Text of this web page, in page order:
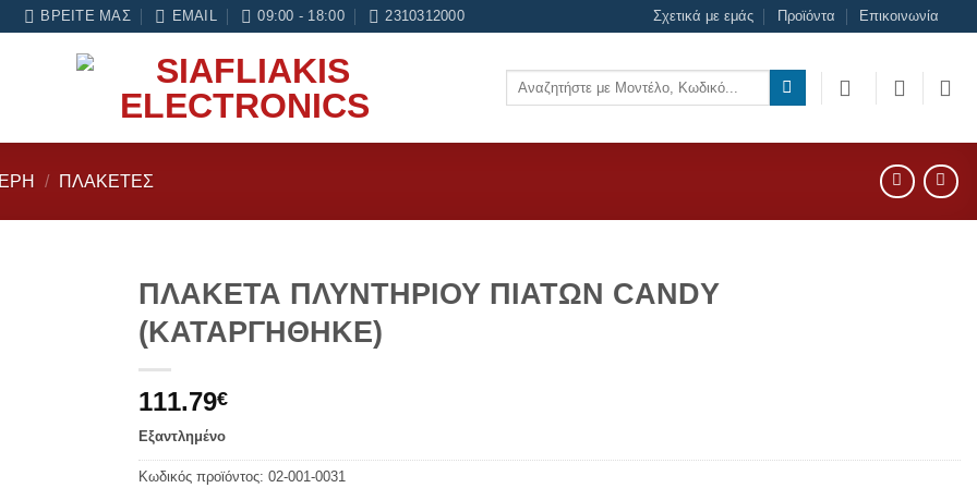
μήνες εγγύηση σε κάθε εργασία Service
ΒΡΕΊΤΕ ΜΑΣ EMAIL 09:00 - 18:00 2310312000 Σχετικά με εμάς Προϊόντα Επικοινωνία
Αναζήτηση
/ ΠΛΑΚΈΤΕΣ
ΠΛΑΚΕΤΑ ΠΛΥΝΤΗΡΙΟΥ ΠΙΑΤΩΝ CANDY
(ΚΑΤΑΡΓΗΘΗΚΕ)
111.79€
Εξαντλημένο
Κωδικός προϊόντος: 02-001-0031